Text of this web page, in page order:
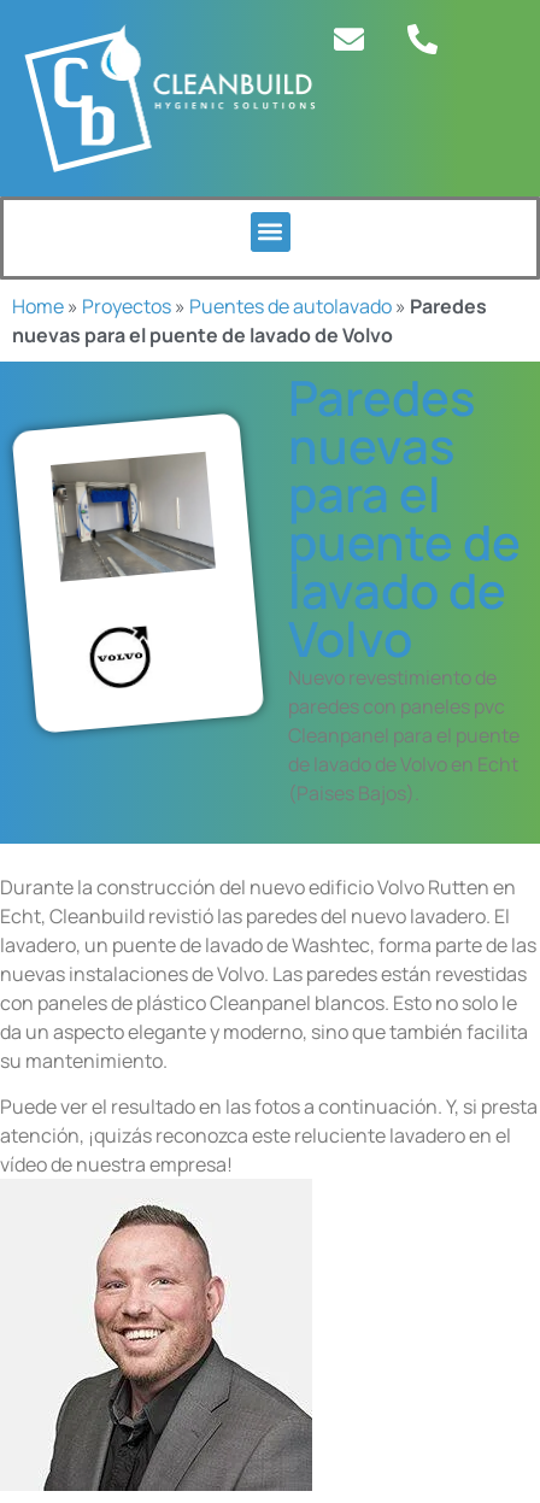
Home» Proyectos» Puentes de autolavado» Paredes
nuevas para el puente de lavado de Volvo
Paredes
nuevas
para el
puente de
lavado de
Volvo
Nuevo revestimiento de
paredes con paneles pvc
Cleanpanel para el puente
de lavado de Volvo en Echt
(Paises Bajos).
Durante la construcción del nuevo edificio Volvo Rutten en
Echt, Cleanbuild revistió las paredes del nuevo lavadero. El
lavadero, un puente de lavado de Washtec, forma parte de las
nuevas instalaciones de Volvo. Las paredes están revestidas
con paneles de plástico Cleanpanel blancos. Esto no solo le
da un aspecto elegante y moderno, sino que también facilita
su mantenimiento.
Puede ver el resultado en las fotos a continuación. Y, si presta
atención, ¡quizás reconozca este reluciente lavadero en el
vídeo de nuestra empresa!